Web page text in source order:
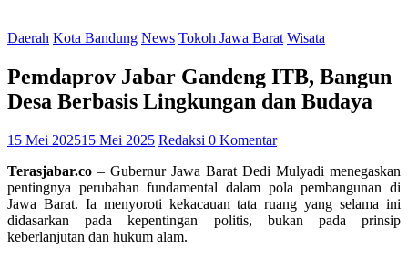
Daerah Kota Bandung News Tokoh Jawa Barat Wisata
Pemdaprov Jabar Gandeng ITB, Bangun
Desa Berbasis Lingkungan dan Budaya
15 Mei 202515 Mei 2025 Redaksi 0 Komentar
Terasjabar.co – Gubernur Jawa Barat Dedi Mulyadi menegaskan
pentingnya perubahan fundamental dalam pola pembangunan di
Jawa Barat. Ia menyoroti kekacauan tata ruang yang selama ini
didasarkan pada kepentingan politis, bukan pada prinsip
keberlanjutan dan hukum alam.